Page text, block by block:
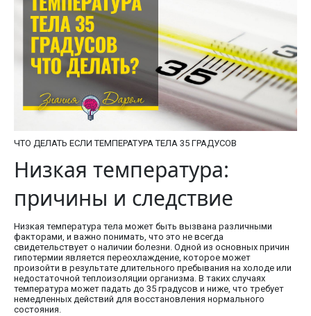
ЧТО ДЕЛАТЬ ЕСЛИ ТЕМПЕРАТУРА ТЕЛА 35 ГРАДУСОВ
Низкая температура:
причины и следствие
Низкая температура тела может быть вызвана различными
факторами, и важно понимать, что это не всегда
свидетельствует о наличии болезни. Одной из основных причин
гипотермии является переохлаждение, которое может
произойти в результате длительного пребывания на холоде или
недостаточной теплоизоляции организма. В таких случаях
температура может падать до 35 градусов и ниже, что требует
немедленных действий для восстановления нормального
состояния.